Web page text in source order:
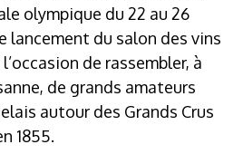
olympique du 22 au 26
lancement du salon des vins
de rassembler, à
de grands amateurs
autour des Grands Crus
1855.